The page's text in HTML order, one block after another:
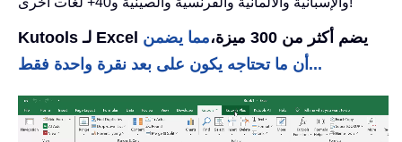
Kutools لـ Excel يضم أكثر من 300 ميزة،
مما يضمن
أن ما تحتاجه يكون على بعد نقرة واحدة فقط...